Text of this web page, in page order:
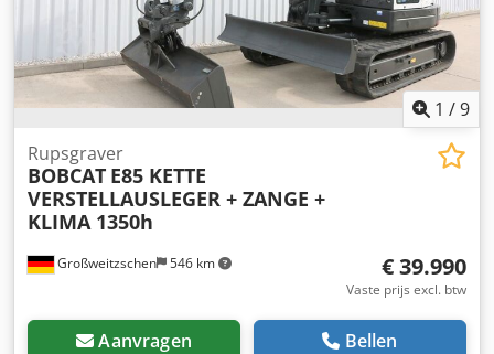
1 /9
Großweitzschen 546 km
Rupsgraver
BOBCAT E85 KETTE
VERSTELLAUSLEGER + ZANGE +
KLIMA 1350h
€ 39.990
Vaste prijs excl. btw
Aanvragen Bellen